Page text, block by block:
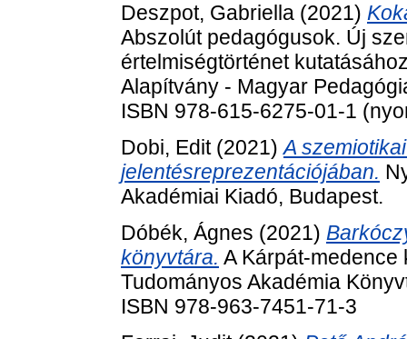
Deszpot, Gabriella (2021)
Abszolút pedagógusok. Új
értelmiségtörténet
Alapítvány - Magyar
ISBN 978-615-6275-01-1
Dobi, Edit(2021)A
jelentésreprezentációjában.
Akadémiai Kiadó, Budapest.
Dóbék, Ágnes (2021)
könyvtára. A Kárpát-medence
Tudományos Akadémia
ISBN 978-963-7451-71-3